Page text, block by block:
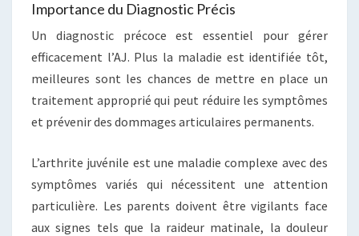
Importance du Diagnostic Précis
Un diagnostic précoce est essentiel pour gérer
efficacement l’AJ. Plus la maladie est identifiée tôt,
meilleures sont les chances de mettre en place un
traitement approprié qui peut réduire les symptômes
et prévenir des dommages articulaires permanents.
L’arthrite juvénile est une maladie complexe avec des
symptômes variés qui nécessitent une attention
particulière. Les parents doivent être vigilants face
aux signes tels que la raideur matinale, la douleur